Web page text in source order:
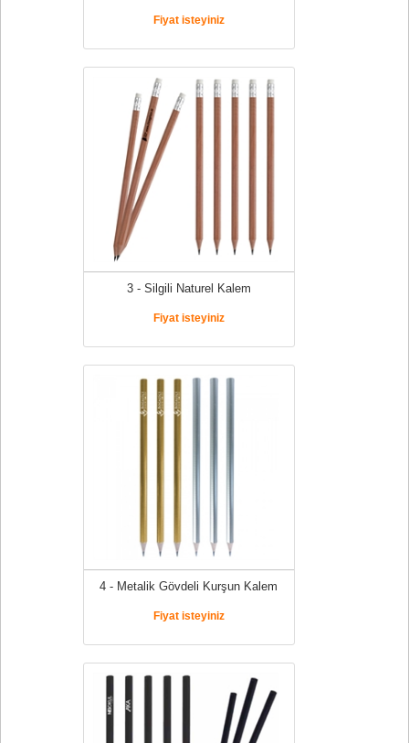
Fiyat isteyiniz
3 - Silgili Naturel Kalem
Fiyat isteyiniz
4 - Metalik Gövdeli Kurşun Kalem
Fiyat isteyiniz